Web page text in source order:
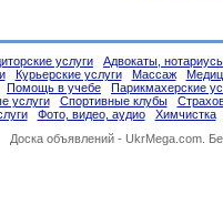
услуги
Адвокаты,
Курьерские услуги Массаж
Помощь в учебе
Парикмахерские
услуги Спортивные клубы
Фото, видео, аудио
Химчистка
Доска объявлений - UkrMega.com.